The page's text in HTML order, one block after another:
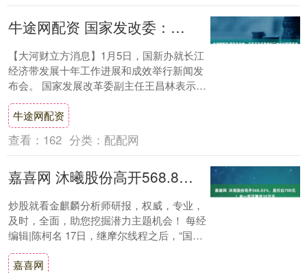
牛途网配资 国家发改委：目前正在抓紧推进三峡水运新通道项目前期工作
【大河财立方消息】1月5日，国新办就长江
经济带发展十年工作进展和成效举行新闻发
布会。 国家发展改革委副主任王昌林表示，
经党中央、国务院批准，去年国家发展改革
委批....
牛途网配资
查看： 162 分类： 配配网
嘉喜网 沐曦股份高开568.83%，股价达700元！中一签可赚近30万元
炒股就看金麒麟分析师研报，权威，专业，
及时，全面，助您挖掘潜力主题机会！ 每经
编辑|陈柯名 17日，继摩尔线程之后，“国产
GPU第二股”沐曦股份正式登陆科创板。....
嘉喜网